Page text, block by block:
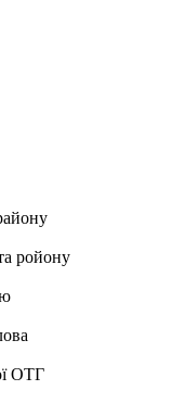
ройону
ОТГ